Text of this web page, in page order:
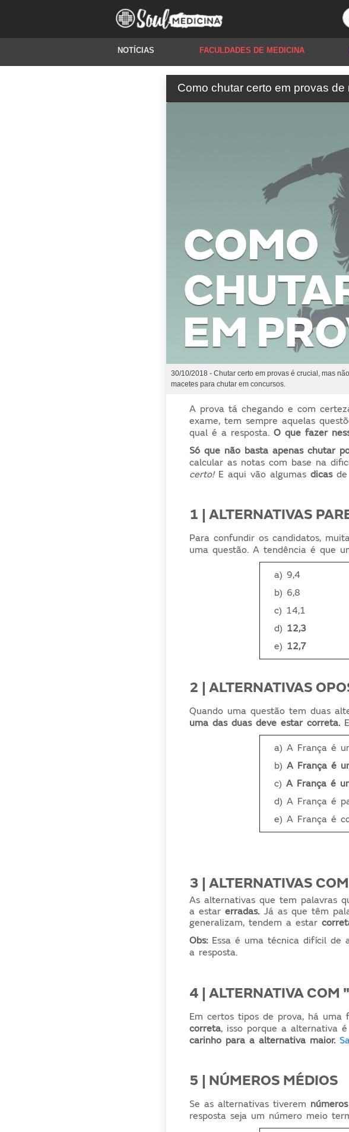
NOTÍCIAS FACULDADES DE MEDICINA
Como chutar certo em provas de
30/10/2018 - Chutar certo em provas é crucial, mas
macetes para chutar em concursos.
A prova tá chegando e com
exame, tem sempre aquelas
qual é a resposta.O que fazer
Só que não basta apenas chutar
calcular as notas com base na
certo!E aqui vão algumasdicasde
1 | ALTERNATIVAS
Para confundir os candidatos,
uma questão. A tendência é que
a) 9,4
b) 6,8
c) 14,1
d) 12,3
e) 12,7
2 | ALTERNATIVAS
Quando uma questão tem duas
uma das duas deve estar correta.
a) A França é
b)A França é
c)A França é
d) A França é
e) A França é
3 | ALTERNATIVAS
As alternativas que tem palavras
a estar erradas.Já as que têm
generalizam, tendem a estar
Obs:Essa é uma técnica difícil de
a resposta.
4 | ALTERNATIVA COM
Em certos tipos de prova, há
correta, isso porque a alternativa é
carinho para a alternativa maior.
5 | NÚMEROS MÉDIOS
Se as alternativas tiverem
resposta seja um número meio